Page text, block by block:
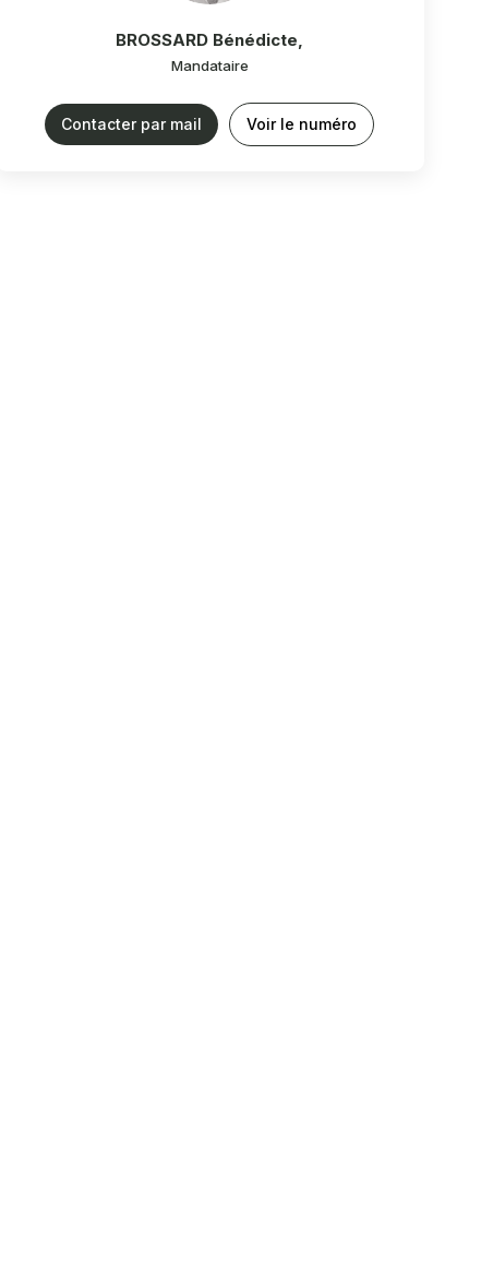
BROSSARD Bénédicte
Mandataire
Contacter par mail Voir le numéro